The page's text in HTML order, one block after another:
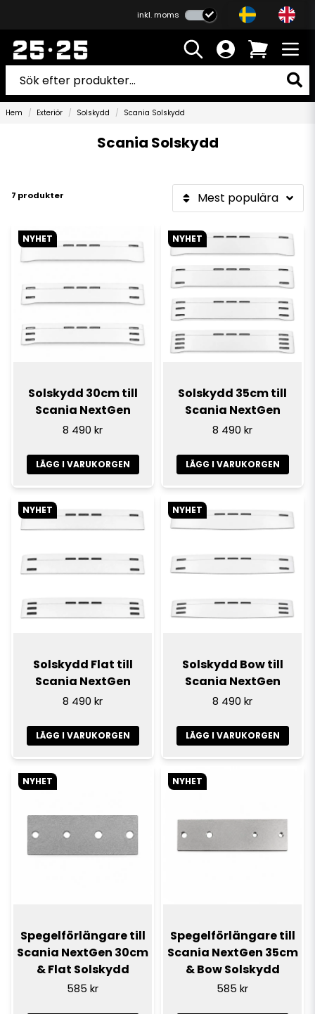
inkl. moms
Hem Exteriör Solskydd Scania Solskydd
Scania Solskydd
7 produkter Mest populära
Solskydd 30cm till
Scania NextGen
8 490 kr
LÄGG I VARUKORGEN
NYHET
Solskydd 35cm till
Scania NextGen
8 490 kr
LÄGG I VARUKORGEN
NYHET
Solskydd Flat till
Scania NextGen
8 490 kr
LÄGG I VARUKORGEN
NYHET
Solskydd Bow till
Scania NextGen
8 490 kr
LÄGG I VARUKORGEN
NYHET
Spegelförlängare till
Scania NextGen 30cm
& Flat Solskydd
585 kr
NYHET
Spegelförlängare till
Scania NextGen 35cm
& Bow Solskydd
585 kr
NYHET